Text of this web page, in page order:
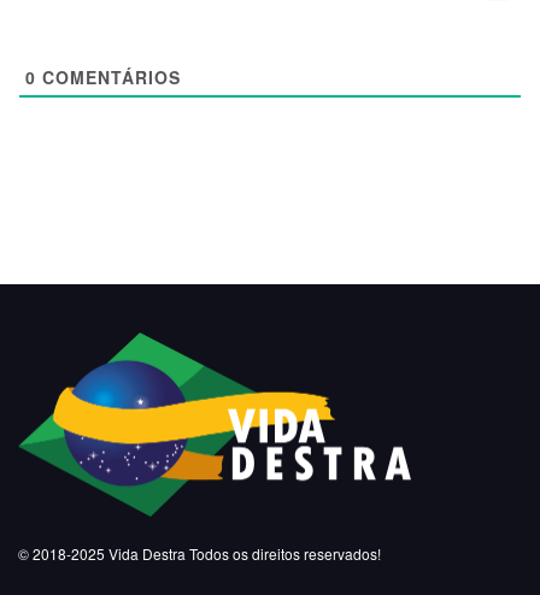
0 COMENTÁRIOS
© 2018-2025 Vida Destra Todos os direitos reservados!